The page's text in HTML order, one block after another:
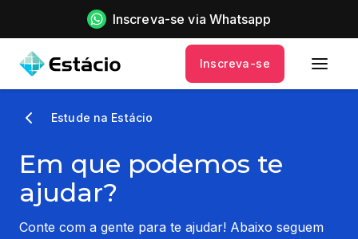
Inscreva-se via Whatsapp
Inscreva-se
Estude na Estácio
Em que podemos te
ajudar?
Conte com a gente para te ajudar! Abaixo seguem